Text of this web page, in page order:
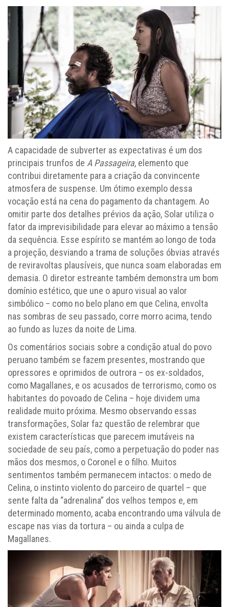
A capacidade de subverter as expectativas é um dos
principais trunfos de A Passageira, elemento que
contribui diretamente para a criação da convincente
atmosfera de suspense. Um ótimo exemplo dessa
vocação está na cena do pagamento da chantagem. Ao
omitir parte dos detalhes prévios da ação, Solar utiliza o
fator da imprevisibilidade para elevar ao máximo a tensão
da sequência. Esse espírito se mantém ao longo de toda
a projeção, desviando a trama de soluções óbvias através
de reviravoltas plausíveis, que nunca soam elaboradas em
demasia. O diretor estreante também demonstra um bom
domínio estético, que une o apuro visual ao valor
simbólico – como no belo plano em que Celina, envolta
nas sombras de seu passado, corre morro acima, tendo
ao fundo as luzes da noite de Lima.
Os comentários sociais sobre a condição atual do povo
peruano também se fazem presentes, mostrando que
opressores e oprimidos de outrora – os ex-soldados,
como Magallanes, e os acusados de terrorismo, como os
habitantes do povoado de Celina – hoje dividem uma
realidade muito próxima. Mesmo observando essas
transformações, Solar faz questão de relembrar que
existem características que parecem imutáveis na
sociedade de seu país, como a perpetuação do poder nas
mãos dos mesmos, o Coronel e o filho. Muitos
sentimentos também permanecem intactos: o medo de
Celina, o instinto violento do parceiro de quartel – que
sente falta da “adrenalina” dos velhos tempos e, em
determinado momento, acaba encontrando uma válvula de
escape nas vias da tortura – ou ainda a culpa de
Magallanes.